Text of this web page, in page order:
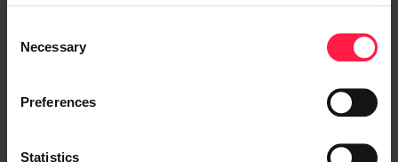
Necessary
Preferences
Statistics
tarkkuutta. Jos alustavat tulokset eivät
parantaa ennustetta löydetä, voidaan